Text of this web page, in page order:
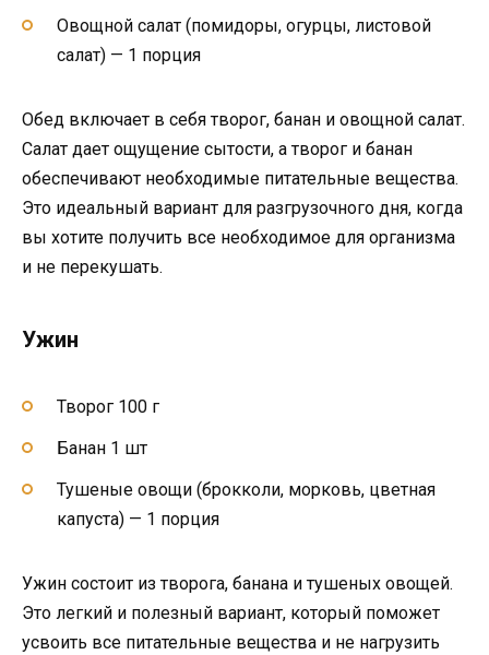
Овощной салат (помидоры, огурцы, листовой
салат) — 1 порция
Обед включает в себя творог, банан и овощной салат.
Салат дает ощущение сытости, а творог и банан
обеспечивают необходимые питательные вещества.
Это идеальный вариант для разгрузочного дня, когда
вы хотите получить все необходимое для организма
и не перекушать.
Ужин
Творог 100 г
Банан 1 шт
Тушеные овощи (брокколи, морковь, цветная
капуста) — 1 порция
Ужин состоит из творога, банана и тушеных овощей.
Это легкий и полезный вариант, который поможет
усвоить все питательные вещества и не нагрузить